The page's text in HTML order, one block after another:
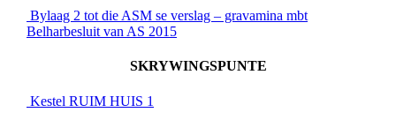
Bylaag 2 tot die ASM se verslag – gravamina mbt
Belharbesluit van AS 2015
SKRYWINGSPUNTE
Kestel RUIM HUIS 1